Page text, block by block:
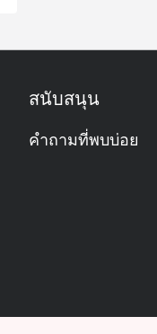
สนับสนุน
คำถามที่พบบ่อย